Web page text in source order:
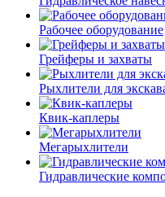
Рабочее оборудование
Грейферы и захваты
Рыхлители для
Квик-каплеры
Мегарыхлители
Гидравлические